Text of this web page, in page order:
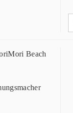
Beach